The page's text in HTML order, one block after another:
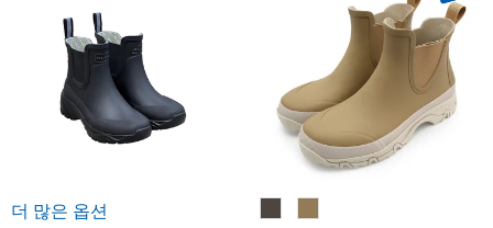
더 많은 옵션